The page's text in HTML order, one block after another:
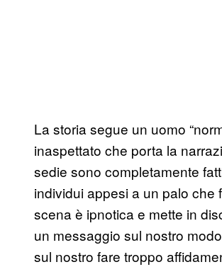
La storia segue un uomo
inaspettato che porta la
sedie sono completamente
individui appesi a un palo che
scena è ipnotica e mette in
un messaggio sul nostro
sul nostro fare troppo